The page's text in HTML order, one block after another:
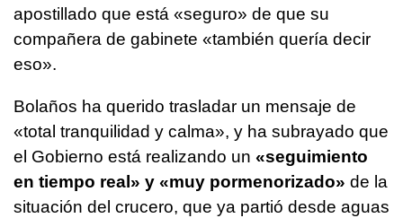
apostillado que está «seguro» de que su
compañera de gabinete «también quería decir
eso».
Bolaños ha querido trasladar un mensaje de
«total tranquilidad y calma», y ha subrayado que
el Gobierno está realizando un «seguimiento
en tiempo real» y «muy pormenorizado» de la
situación del crucero, que ya partió desde aguas